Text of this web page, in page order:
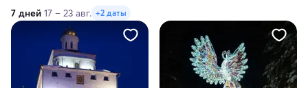
7 дней 17 – 23 авг. +2 даты